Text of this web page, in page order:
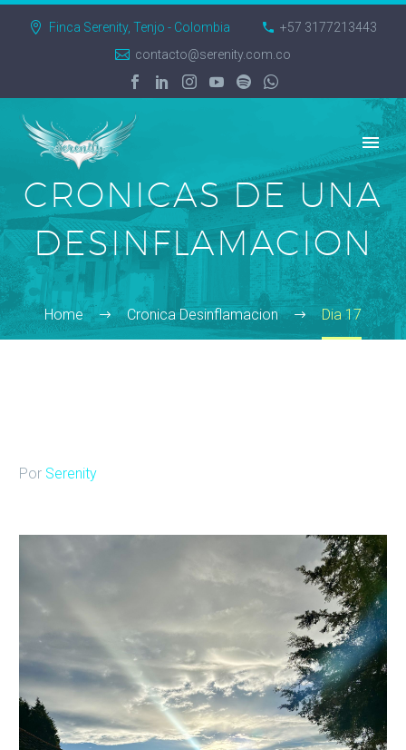
Finca Serenity, Tenjo - Colombia
+57 3177213443
contacto@serenity.com.co
CRONICAS DE UNA
DESINFLAMACION
Home Cronica Desinflamacion Dia 17
Por Serenity